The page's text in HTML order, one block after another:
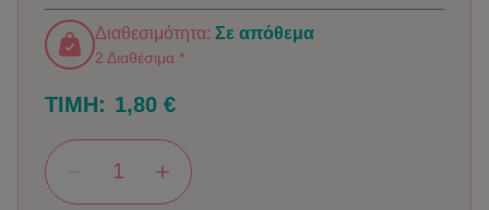
Διαθεσιμότητα: Σε απόθεμα
2 Διαθέσιμα *
ΤΙΜΗ: 1,80 €